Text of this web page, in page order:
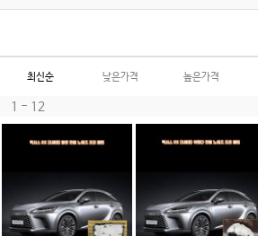
최신순 낮은가격 높은가격
1 - 12